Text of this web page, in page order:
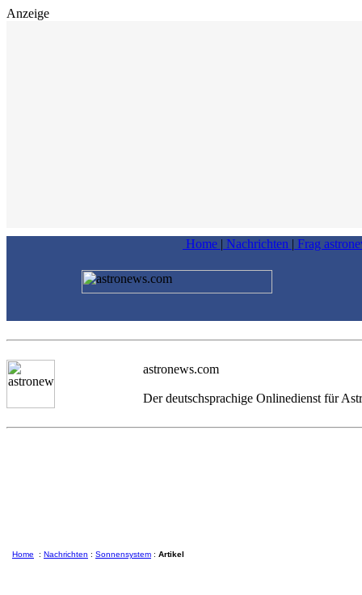
Anzeige
Home | Nachrichten | Frag
astronews.com
Der deutschsprachige Onlinedienst für
Home : Nachrichten : Sonnensystem : Artikel